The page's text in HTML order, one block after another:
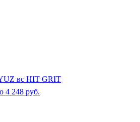
вс HIT GRIT
4 248 руб.